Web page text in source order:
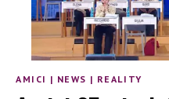
AMICI | NEWS | REALITY